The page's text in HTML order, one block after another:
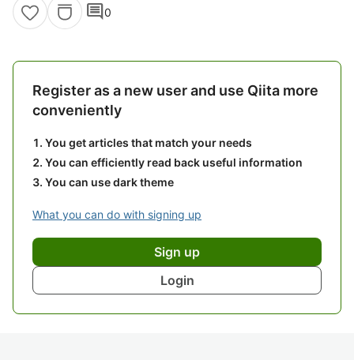
comment0
Register as a new user and use Qiita more
conveniently
You get articles that match your needs
You can efficiently read back useful information
You can use dark theme
What you can do with signing up
Sign up
Login